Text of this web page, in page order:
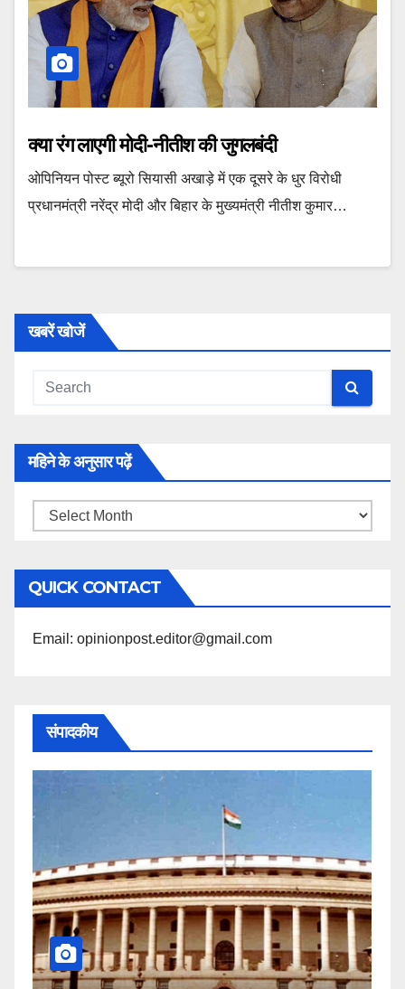
क्या रंग लाएगी मोदी-नीतीश की जुगलबंदी
ओपिनियन पोस्ट ब्यूरो सियासी अखाड़े में एक दूसरे के धुर विरोधी
प्रधानमंत्री नरेंद्र मोदी और बिहार के मुख्यमंत्री नीतीश कुमार…
खबरें खोजें
महिने के अनुसार पढ़ें
महिने
अनुसार
पढ़ें
QUICK CONTACT
Email: opinionpost.editor@gmail.com
संपादकीय
कहीं यह